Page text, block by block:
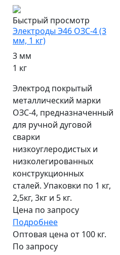
Быстрый просмотр
Электроды Э46 ОЗС-4 (3
мм, 1 кг)
3 мм
1 кг
Электрод покрытый
металлический марки
ОЗС-4, предназначенный
для ручной дуговой
сварки
низкоуглеродистых и
низколегированных
конструкционных
сталей. Упаковки по 1 кг,
2,5кг, 3кг и 5 кг.
Цена по запросу
Подробнее
Оптовая цена от 100 кг.
По запросу